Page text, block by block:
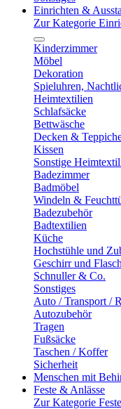
Einrichten &
Zur Kategorie
Kinderzimmer
Möbel
Dekoration
Spieluhren,
Heimtextilien
Schlafsäcke
Bettwäsche
Decken &
Kissen
Sonstige
Badezimmer
Badmöbel
Windeln &
Badezubehör
Badtextilien
Küche
Hochstühle und
Geschirr und
Schnuller & Co.
Sonstiges
Auto / Transport /
Autozubehör
Tragen
Fußsäcke
Taschen / Koffer
Sicherheit
Menschen mit
Feste & Anlässe
Zur Kategorie